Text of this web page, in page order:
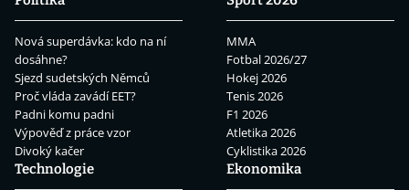
Nová superdávka: kdo na ní
dosáhne?
Sjezd sudetských Němců
Proč vláda zavádí EET?
Padni komu padni
Výpověď z práce vzor
Divoký kačer
MMA
Fotbal 2026/27
Hokej 2026
Tenis 2026
F1 2026
Atletika 2026
Cyklistika 2026
Technologie
Ekonomika